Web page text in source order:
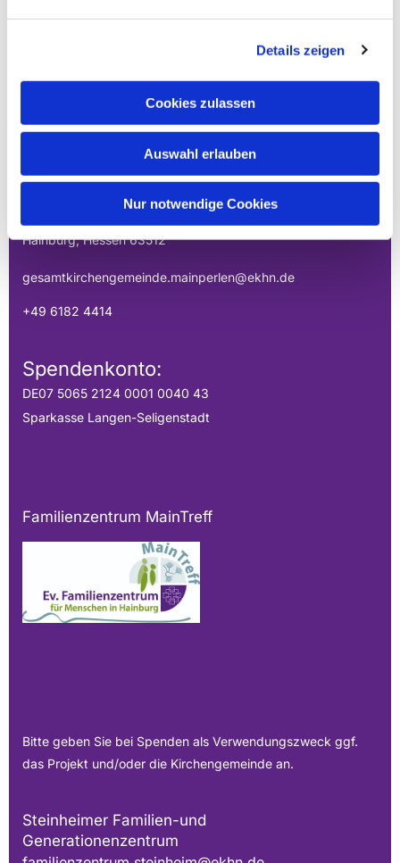
Details zeigen
Cookies zulassen
Auswahl erlauben
Nur notwendige Cookies
EVANGELISCHE
GESAMTKIRCHENGEMEINDE DER
MAINPERLEN
Hainburg, Hessen 63512
gesamtkirchengemeinde.mainperlen@ekhn.de
+49 6182 4414
Spendenkonto:
DE07 5065 2124 0001 0040 43
Sparkasse Langen-Seligenstadt
Familienzentrum MainTreff
Bitte geben Sie bei Spenden als Verwendungszweck ggf.
das Projekt und/oder die Kirchengemeinde an.
Steinheimer Familien-und
Generationenzentrum